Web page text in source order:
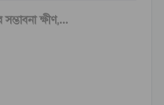
সম্ভাবনা ক্ষীণ,…